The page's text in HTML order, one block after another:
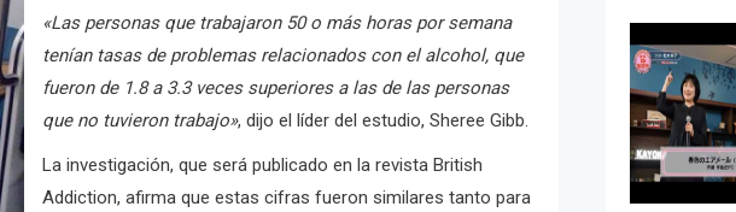
«Las personas que trabajaron 50 o más horas por semana
tenían tasas de problemas relacionados con el alcohol, que
fueron de 1.8 a 3.3 veces superiores a las de las personas
que no tuvieron trabajo», dijo el líder del estudio, Sheree Gibb.
La investigación, que será publicado en la revista British
Addiction, afirma que estas cifras fueron similares tanto para